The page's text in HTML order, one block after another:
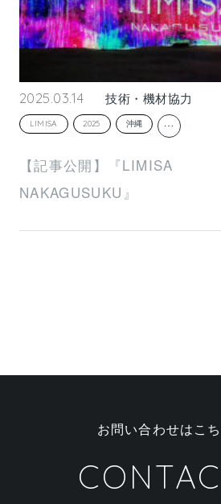
2025.03.14 技術・機材協力
LIMISA 2025 沖縄
【記事公開】『LIMISA
NAKAGUSUKU』
お問い合わせはこ